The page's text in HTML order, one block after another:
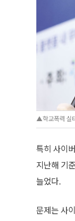
▲학교폭력 실
특히 사이
지난해 기
늘었다.
문제는 사